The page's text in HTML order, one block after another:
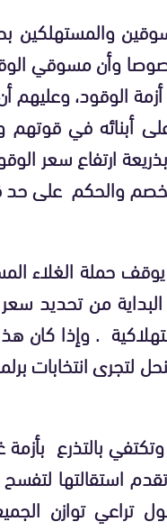
والمستهلكين
خصوصا وأن مسوقي
الوقود، وعليهم
أبنائه في
ارتفاع سعر
والحكم على حد
حملة الغلاء
من تحديد سعر
. وإذا كان هذا
لتجرى انتخابات
بالتذرع بأزمة
استقالتها
تراعي توازن